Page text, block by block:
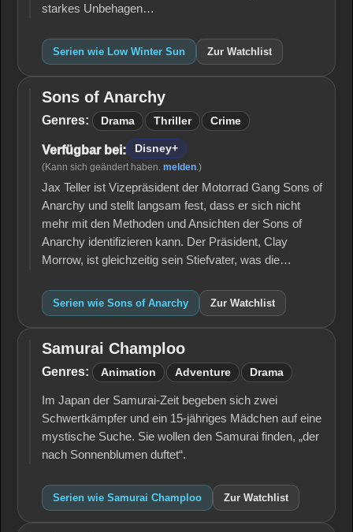
starkes Unbehagen…
Serien wie Low Winter Sun Zur Watchlist
Sons of
Anarchy
Sons of Anarchy
Genres: Drama Thriller Crime
Verfügbar bei: Disney+
(Kann sich geändert haben. melden.)
Jax Teller ist Vizepräsident der Motorrad Gang Sons of
Anarchy und stellt langsam fest, dass er sich nicht
mehr mit den Methoden und Ansichten der Sons of
Anarchy identifizieren kann. Der Präsident, Clay
Morrow, ist gleichzeitig sein Stiefvater, was die…
Serien wie Sons of Anarchy Zur Watchlist
Samurai
Champloo
Samurai Champloo
Genres: Animation Adventure Drama
Im Japan der Samurai-Zeit begeben sich zwei
Schwertkämpfer und ein 15-jähriges Mädchen auf eine
mystische Suche. Sie wollen den Samurai finden, „der
nach Sonnenblumen duftet“.
Serien wie Samurai Champloo Zur Watchlist